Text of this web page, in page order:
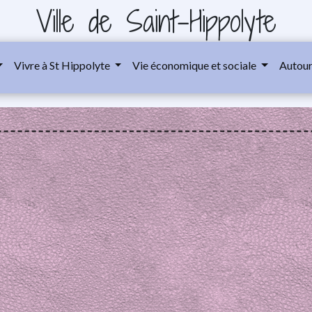
Ville de Saint-Hippolyte
Vivre à St Hippolyte Vie économique et sociale